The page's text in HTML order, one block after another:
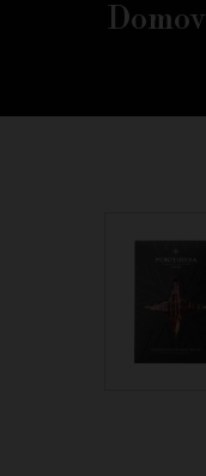
Domov